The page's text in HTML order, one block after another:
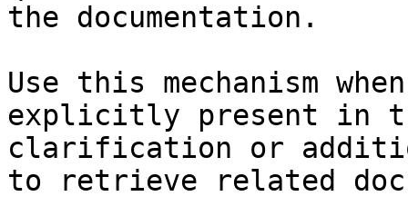
the documentation.
Use this mechanism
explicitly present in
clarification or